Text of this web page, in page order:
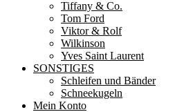
Tiffany & Co.
Tom Ford
Viktor & Rolf
Wilkinson
Yves Saint Laurent
SONSTIGES
Schleifen und Bänder
Schneekugeln
Mein Konto